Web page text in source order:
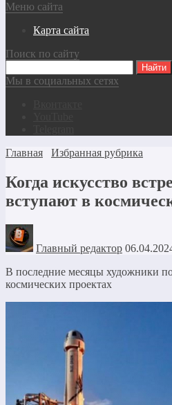
Меню сайта
Карта сайта
Поиск по сайту
Мы в социальных сетях
Главная
Избранная рубрика
Когда искусство
вступают в
Главный редактор
В последние месяцы художники
космических проектах